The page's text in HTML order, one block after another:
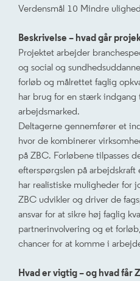
Verdensmål 10 Mindre ulighed
Beskrivelse – hvad går
Projektet arbejder
og social og
forløb og målrettet faglig
har brug for en stærk indgang
arbejdsmarked.
Deltagerne gennemfører et
hvor de kombinerer
på ZBC. Forløbene tilpasses
efterspørgslen på
har realistiske muligheder for
ZBC udvikler og driver de
ansvar for at sikre høj faglig
partnerinvolvering og et
chancer for at komme i
Hvad er vigtig – og hvad får